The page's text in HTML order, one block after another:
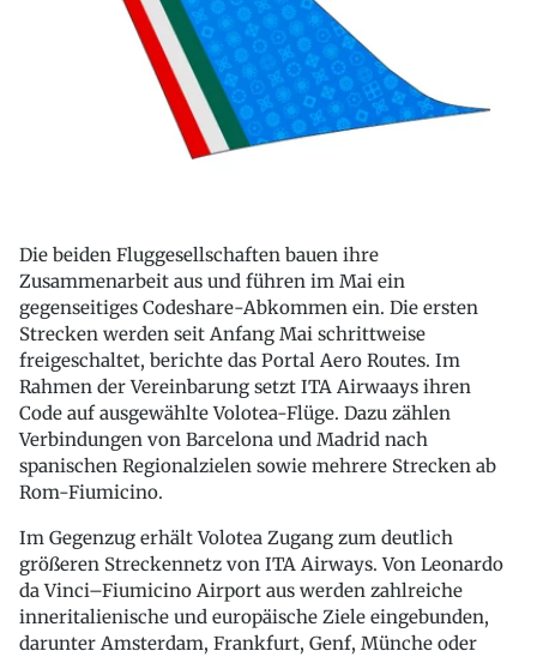
Die beiden Fluggesellschaften bauen ihre
Zusammenarbeit aus und führen im Mai ein
gegenseitiges Codeshare-Abkommen ein. Die ersten
Strecken werden seit Anfang Mai schrittweise
freigeschaltet, berichte das Portal Aero Routes. Im
Rahmen der Vereinbarung setzt ITA Airwaays ihren
Code auf ausgewählte Volotea-Flüge. Dazu zählen
Verbindungen von Barcelona und Madrid nach
spanischen Regionalzielen sowie mehrere Strecken ab
Rom-Fiumicino.
Im Gegenzug erhält Volotea Zugang zum deutlich
größeren Streckennetz von ITA Airways. Von Leonardo
da Vinci–Fiumicino Airport aus werden zahlreiche
inneritalienische und europäische Ziele eingebunden,
darunter Amsterdam, Frankfurt, Genf, Münche oder